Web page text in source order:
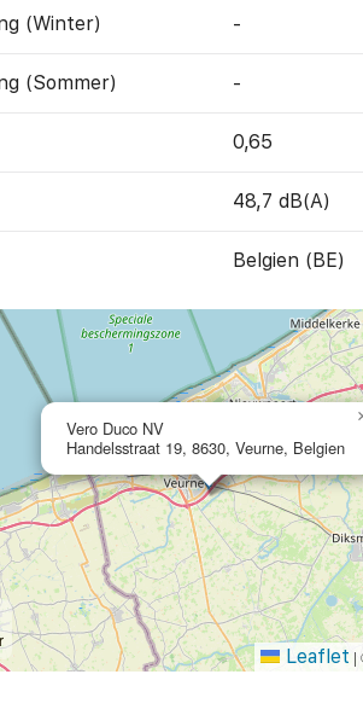
(Winter) -
(Sommer) -
0,65
48,7 dB(A)
Belgien (BE)
Vero Duco NV
Handelsstraat 19, 8630, Veurne, Belgien
Leaflet |